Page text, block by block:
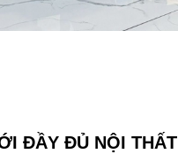
ĐẦY ĐỦ NỘI THẤT